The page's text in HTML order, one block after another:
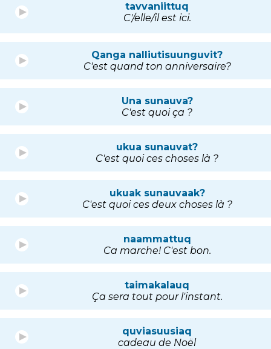
tavvaniittuq
C'/elle/il est ici.
Qanga nalliutisuunguvit?
C'est quand ton anniversaire?
Una sunauva?
C'est quoi ça ?
ukua sunauvat?
C'est quoi ces choses là ?
ukuak sunauvaak?
C'est quoi ces deux choses là ?
naammattuq
Ca marche! C'est bon.
taimakalauq
Ça sera tout pour l'instant.
quviasuusiaq
cadeau de Noël